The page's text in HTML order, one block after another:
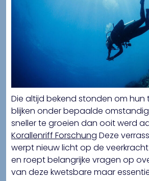
Die altijd bekend stonden om hun
blijken onder bepaalde
sneller te groeien dan ooit werd
Korallenriff Forschung Deze
werpt nieuw licht op de
en roept belangrijke vragen op
van deze kwetsbare maar